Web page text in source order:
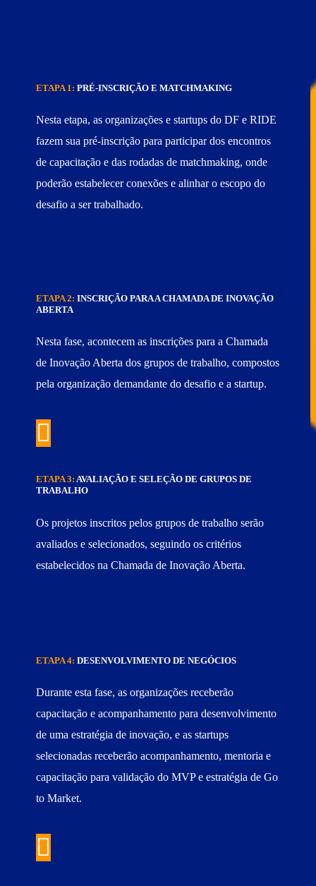
ETAPA 1: PRÉ-INSCRIÇÃO E MATCHMAKING
Nesta etapa, as organizações e startups do DF e RIDE
fazem sua pré-inscrição para participar dos encontros
de capacitação e das rodadas de matchmaking, onde
poderão estabelecer conexões e alinhar o escopo do
desafio a ser trabalhado.
ETAPA 2: INSCRIÇÃO PARA A CHAMADA DE INOVAÇÃO
ABERTA
Nesta fase, acontecem as inscrições para a Chamada
de Inovação Aberta dos grupos de trabalho, compostos
pela organização demandante do desafio e a startup.
ETAPA 3: AVALIAÇÃO E SELEÇÃO DE GRUPOS DE
TRABALHO
Os projetos inscritos pelos grupos de trabalho serão
avaliados e selecionados, seguindo os critérios
estabelecidos na Chamada de Inovação Aberta.
ETAPA 4: DESENVOLVIMENTO DE NEGÓCIOS
Durante esta fase, as organizações receberão
capacitação e acompanhamento para desenvolvimento
de uma estratégia de inovação, e as startups
selecionadas receberão acompanhamento, mentoria e
capacitação para validação do MVP e estratégia de Go
to Market.